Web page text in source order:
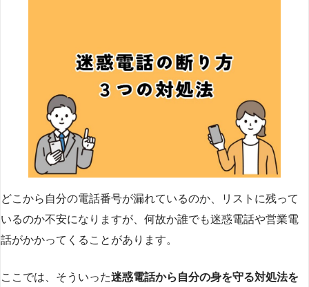
どこから自分の電話番号が漏れているのか、リストに残って
いるのか不安になりますが、何故か誰でも迷惑電話や営業電
話がかかってくることがあります。
ここでは、そういった迷惑電話から自分の身を守る対処法を